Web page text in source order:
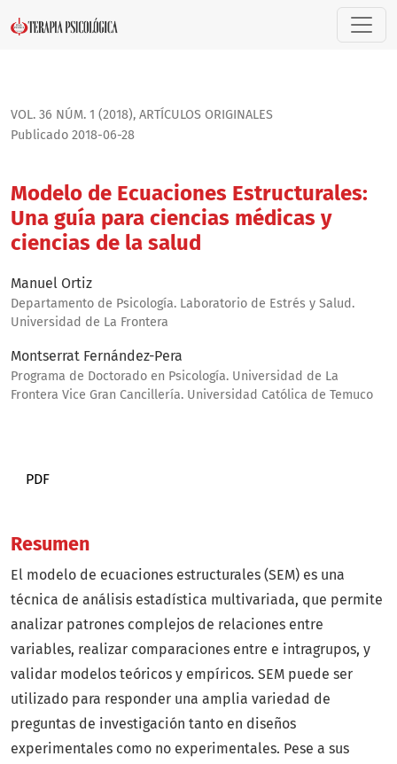
Modelo de Ecuaciones Estructurales: Una guía para
VOL. 36 NÚM. 1 (2018), ARTÍ­CULOS ORIGINALES
Modelo de Ecuaciones Estructurales:
Una guía para ciencias médicas y
ciencias de la salud
Publicado 2018-06-28
Manuel Ortiz
Departamento de Psicología. Laboratorio de Estrés y Salud.
Universidad de La Frontera
Montserrat Fernández-Pera
Programa de Doctorado en Psicología. Universidad de La
Frontera Vice Gran Cancillería. Universidad Católica de Temuco
PDF
Resumen
El modelo de ecuaciones estructurales (SEM) es una
técnica de análisis estadística multivariada, que permite
analizar patrones complejos de relaciones entre
variables, realizar comparaciones entre e intragrupos, y
validar modelos teóricos y empíricos. SEM puede ser
utilizado para responder una amplia variedad de
preguntas de investigación tanto en diseños
experimentales como no experimentales. Pese a sus